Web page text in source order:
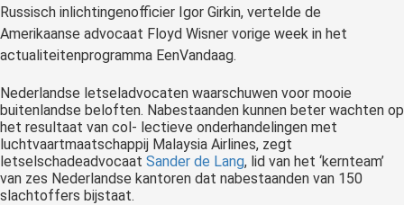
Russisch inlichtingenofficier Igor Girkin, vertelde de
Amerikaanse advocaat Floyd Wisner vorige week in het
actualiteitenprogramma EenVandaag.
Nederlandse letseladvocaten waarschuwen voor mooie
buitenlandse beloften. Nabestaanden kunnen beter wachten op
het resultaat van col- lectieve onderhandelingen met
luchtvaartmaatschappij Malaysia Airlines, zegt
letselschadeadvocaat Sander de Lang, lid van het ‘kernteam’
van zes Nederlandse kantoren dat nabestaanden van 150
slachtoffers bijstaat.